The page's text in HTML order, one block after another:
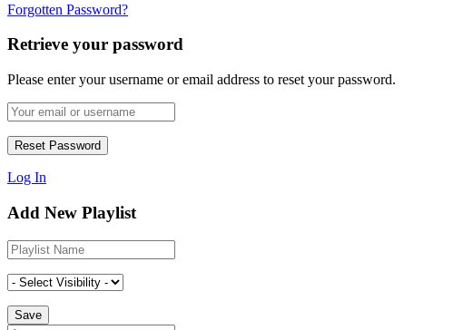
Forgotten Password?
Retrieve your password
Please enter your username or email address to reset your password.
Log In
Add New Playlist